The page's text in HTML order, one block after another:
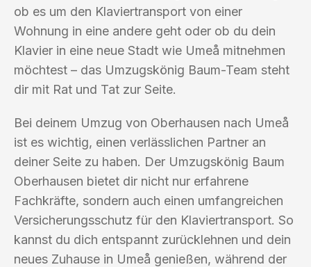
ob es um den Klaviertransport von einer
Wohnung in eine andere geht oder ob du dein
Klavier in eine neue Stadt wie Umeå mitnehmen
möchtest – das Umzugskönig Baum-Team steht
dir mit Rat und Tat zur Seite.
Bei deinem Umzug von Oberhausen nach Umeå
ist es wichtig, einen verlässlichen Partner an
deiner Seite zu haben. Der Umzugskönig Baum
Oberhausen bietet dir nicht nur erfahrene
Fachkräfte, sondern auch einen umfangreichen
Versicherungsschutz für den Klaviertransport. So
kannst du dich entspannt zurücklehnen und dein
neues Zuhause in Umeå genießen, während der